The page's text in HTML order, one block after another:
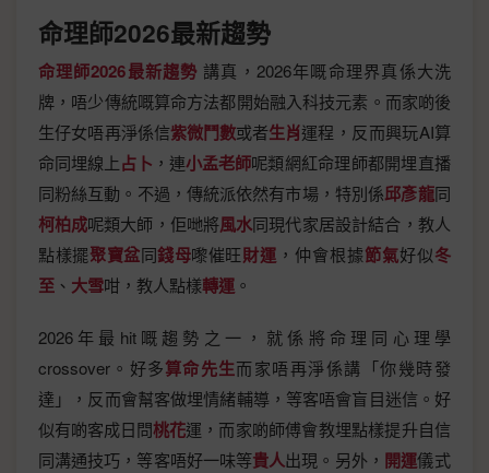
命理師2026最新趨勢
命理師2026最新趨勢 講真，2026年嘅命理界真係大洗
牌，唔少傳統嘅算命方法都開始融入科技元素。而家啲後
生仔女唔再淨係信紫微鬥數或者生肖運程，反而興玩AI算
命同埋線上占卜 ，連小孟老師呢類網紅命理師都開埋直播
同粉絲互動。不過，傳統派依然有市場，特別係邱彥龍同
柯柏成呢類大師，佢哋將風水同現代家居設計結合，教人
點樣擺聚寶盆同錢母嚟催旺財運 ，仲會根據節氣好似冬
至 、 大雪咁，教人點樣轉運 。
2026年最hit嘅趨勢之一，就係將命理同心理學
crossover。好多算命先生而家唔再淨係講「你幾時發
達」，反而會幫客做埋情緒輔導，等客唔會盲目迷信。好
似有啲客成日問桃花運，而家啲師傅會教埋點樣提升自信
同溝通技巧，等客唔好一味等貴人出現。另外， 開運儀式